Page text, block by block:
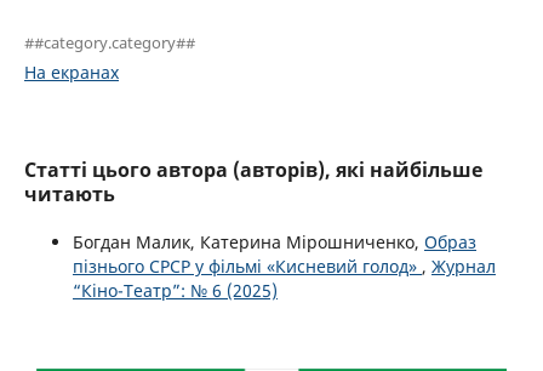
##category.category##
На екранах
Статті цього автора (авторів), які найбільше
читають
Богдан Малик, Катерина Мірошниченко, Образ
пізнього СРСР у фільмі «Кисневий голод» , Журнал
“Кіно-Театр”: № 6 (2025)